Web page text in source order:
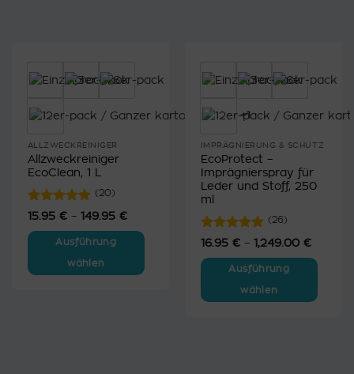
ALLZWECKREINIGER
Allzweckreiniger
EcoClean, 1 L
Bewertet
von 5
(20)
15.95 € – 149.95 €Preisspanne:
bis
Ausführung
wählen
+1
IMPRÄGNIERUNG & SCHUTZ
EcoProtect –
Imprägnierspray für
Leder und Stoff, 250
ml
Bewertet
von 5
(26)
16.95 € – 1,249.00 €
bis
Ausführung
wählen